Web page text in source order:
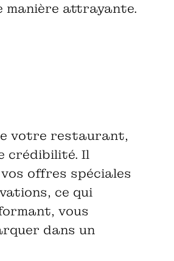
attrayante.
votre restaurant,
crédibilité. Il
offres spéciales
ce qui
vous
dans un